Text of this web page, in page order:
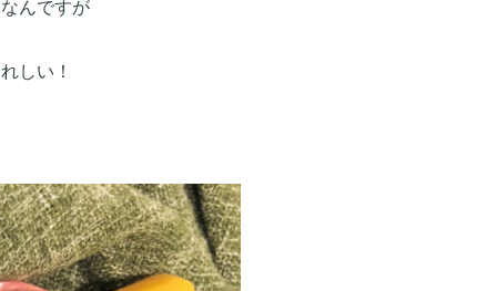
んですが
しい！